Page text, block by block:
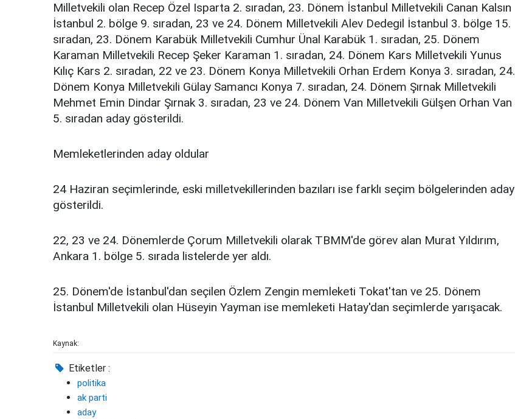
Milletvekili olan Recep Özel Isparta 2. sıradan, 23. Dönem İstanbul Milletvekili Canan Kalsın
İstanbul 2. bölge 9. sıradan, 23 ve 24. Dönem Milletvekili Alev Dedegil İstanbul 3. bölge 15.
sıradan, 23. Dönem Karabük Milletvekili Cumhur Ünal Karabük 1. sıradan, 25. Dönem
Karaman Milletvekili Recep Şeker Karaman 1. sıradan, 24. Dönem Kars Milletvekili Yunus
Kılıç Kars 2. sıradan, 22 ve 23. Dönem Konya Milletvekili Orhan Erdem Konya 3. sıradan, 24.
Dönem Konya Milletvekili Gülay Samancı Konya 7. sıradan, 24. Dönem Şırnak Milletvekili
Mehmet Emin Dindar Şırnak 3. sıradan, 23 ve 24. Dönem Van Milletvekili Gülşen Orhan Van
5. sıradan aday gösterildi.
Memleketlerinden aday oldular
24 Haziran seçimlerinde, eski milletvekillerinden bazıları ise farklı seçim bölgelerinden aday
gösterildi.
22, 23 ve 24. Dönemlerde Çorum Milletvekili olarak TBMM'de görev alan Murat Yıldırım,
Ankara 1. bölge 5. sırada listelerde yer aldı.
25. Dönem'de İstanbul'dan seçilen Özlem Zengin memleketi Tokat'tan ve 25. Dönem
İstanbul Milletvekili olan Hüseyin Yayman ise memleketi Hatay'dan seçimlerde yarışacak.
Kaynak:
Etiketler :
politika
ak parti
aday